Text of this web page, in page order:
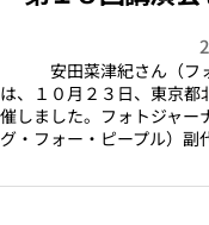
安田菜津紀さん（フォ
は、１０月２３日、東京
催しました。フォトジャー
グ・フォー・ピープル）